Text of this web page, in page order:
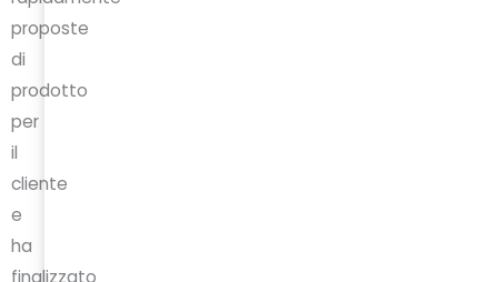
proposte
di
prodotto
per
il
cliente
e
ha
finalizzato